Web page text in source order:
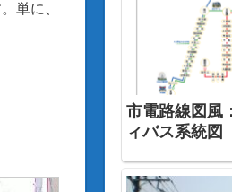
単に、
市電路線図風
ィバス系統図